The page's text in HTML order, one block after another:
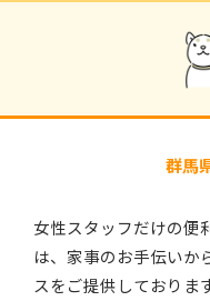
群馬
女性スタッフだけの便
は、家事のお手伝いか
スをご提供しておりま